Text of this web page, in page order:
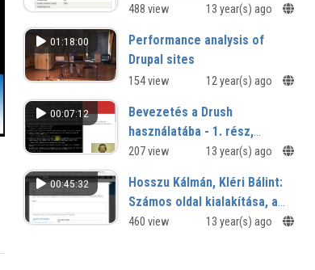
and Migrate, Facebook,
Wysiwyg
488 view 13 year(s) ago
01:18:00
Performance analysis of
Drupal sites
154 view 12 year(s) ago
00:07:12
Bevezetés a Drush
használatába - 1. rész,
Telepítés Windows operációs
207 view 13 year(s) ago
00:45:32
Hosszu Kálmán, Kléri Bálint:
Számos oldal kialakítása, a
weboldal feltöltése néhány
460 view 13 year(s) ago